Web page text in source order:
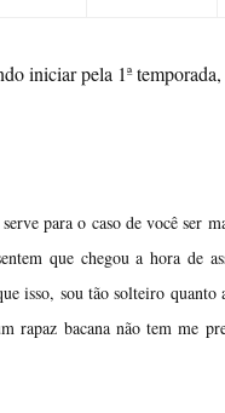
iniciar pela 1ª
para o caso de você ser
que chegou a hora de
isso, sou tão solteiro quanto
rapaz bacana não tem me